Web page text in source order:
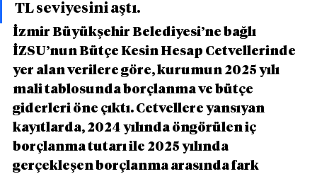
TL seviyesini aştı.
İzmir Büyükşehir Belediyesi’ne bağlı
İZSU’nun Bütçe Kesin Hesap Cetvellerinde
yer alan verilere göre, kurumun 2025 yılı
mali tablosunda borçlanma ve bütçe
giderleri öne çıktı. Cetvellere yansıyan
kayıtlarda, 2024 yılında öngörülen iç
borçlanma tutarı ile 2025 yılında
gerçekleşen borçlanma arasında fark